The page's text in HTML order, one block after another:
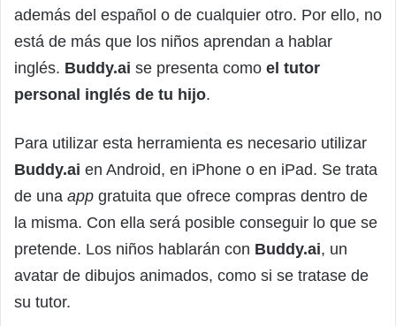
además del español o de cualquier otro. Por ello, no
está de más que los niños aprendan a hablar
inglés. Buddy.ai se presenta como el tutor
personal inglés de tu hijo.
Para utilizar esta herramienta es necesario utilizar
Buddy.ai en Android, en iPhone o en iPad. Se trata
de una app gratuita que ofrece compras dentro de
la misma. Con ella será posible conseguir lo que se
pretende. Los niños hablarán con Buddy.ai, un
avatar de dibujos animados, como si se tratase de
su tutor.